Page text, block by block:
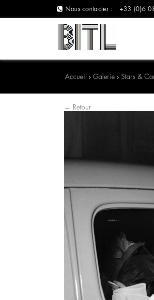
Nous contacter : +33 (0)6
Accueil ›Galerie ›Stars &
← Retour